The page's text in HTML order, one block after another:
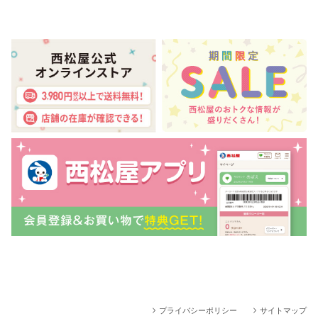
プライバシーポリシー サイトマップ